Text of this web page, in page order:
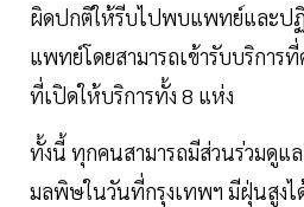
ผิดปกติให้รีบไปพบแพทย์และป
แพทย์โดยสามารถเข้ารับบริการ
ที่เปิดให้บริการทั้ง 8 แห่ง
ทั้งนี้ ทุกคนสามารถมีส่วนร่วมดูแ
มลพิษในวันที่กรุงเทพฯ มีฝุ่นสูงไ